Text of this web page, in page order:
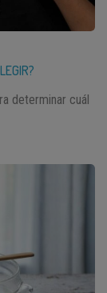
determinar cuál